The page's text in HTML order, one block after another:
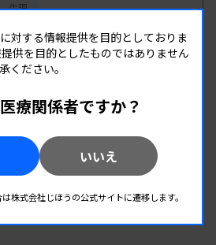
生理
対する情報提供を目的としておりま
供を目的としたものではありません
ください。
療関係者ですか？
いいえ
株式会社じほうの公式サイトに遷移します。